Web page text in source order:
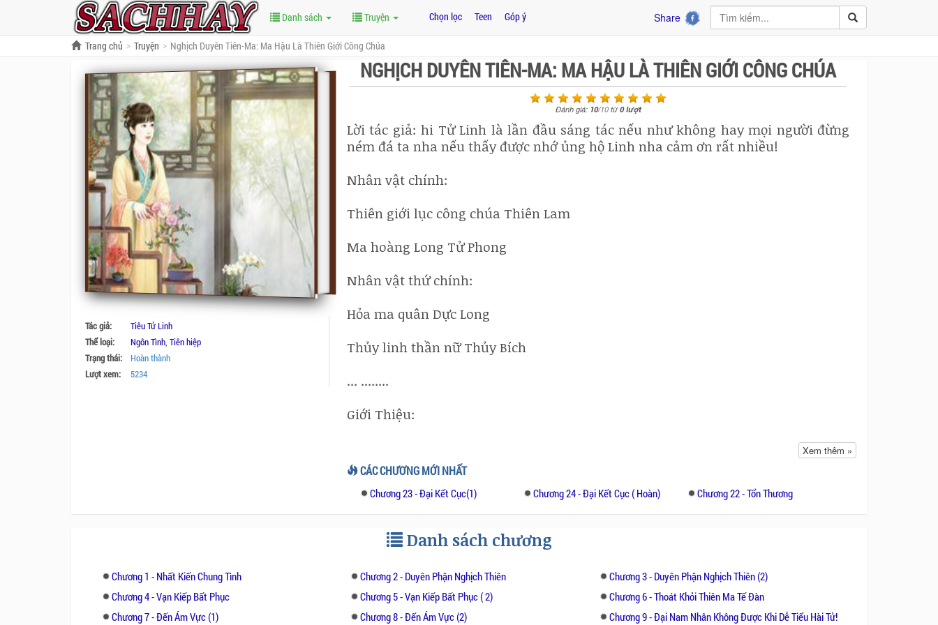
Danh sách Truyện Chọn lọc Teen Góp ý Share
Trang chủ Truyện Nghịch Duyên Tiên-Ma: Ma Hậu Là Thiên Giới Công Chúa
Tác giả:
Tiêu Tử Linh
Thể loại:
Ngôn Tình, Tiên hiệp
Trạng thái:
Hoàn thành
Lượt xem:
5234
NGHỊCH DUYÊN TIÊN-MA: MA HẬU LÀ THIÊN GIỚI CÔNG CHÚA
Đánh giá: 10/10từ0lượt
Lời tác giả: hi Tử Linh là lần đầu sáng tác nếu như không hay mọi người đừng
ném đá ta nha nếu thấy được nhớ ủng hộ Linh nha cảm ơn rất nhiều!
Nhân vật chính:
Thiên giới lục công chúa Thiên Lam
Ma hoàng Long Tử Phong
Nhân vật thứ chính:
Hỏa ma quân Dực Long
Thủy linh thần nữ Thủy Bích
... ........
Giới Thiệu:
Thiên giới vạn năm trải qua sự yên bình vốn có cho đến một ngày khi mối
nghịch duyên xuất hiện chính là khởi nguồn của một trận đại chiến kéo dài mấy
ngàn năm và móc nối cho những tính duyên nghịch thiên bắt đầu xuất hiện.
năm nhưng chưa từng hiểu được tình yêu là gì. Nàng chỉ biết thiên quy nghiêm
cấm thần tiên động tình, cũng chỉ biết Hỏa ma quân và thủy linh thần nữ vì tình
Hắn là Ma hoàng trong truyền thuyết của thần tộc viễn cổ, chìm trong giấc ngủ
5000 năm. Hắn lạnh lùng, tàn nhẫn. Hắn hận tiên giới bức bách đại ca hắn(Hỏa
Xem thêm »
CÁC CHƯƠNG MỚI NHẤT
Chương 23 - Đại Kết Cục(1) Chương 24 - Đại Kết Cục ( Hoàn) Chương 22 - Tổn Thương
Danh sách chương
Chương 1 - Nhất Kiến Chung Tình Chương 2 - Duyên Phận Nghịch Thiên
Chương 3 - Duyên Phận Nghịch Thiên (2)
Chương 4 - Vạn Kiếp Bất Phục
Chương 5 - Vạn Kiếp Bất Phục ( 2)
Chương 6 - Thoát Khỏi Thiên Ma Tế Đàn
Chương 7 - Đến Ám Vực (1)
Chương 8 - Đến Ám Vực (2) Chương 9 - Đại Nam Nhân Không Được Khi Dễ Tiểu Hài Tử!